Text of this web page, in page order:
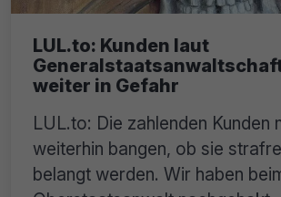
LUL.to: Kunden laut
weiter in Gefahr
LUL.to: Die zahlenden Kunden
weiterhin bangen, ob sie
belangt werden. Wir haben